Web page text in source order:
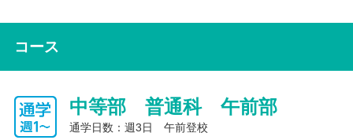
コース
中等部 普通科 午前部
通学日数：週3日 午前登校